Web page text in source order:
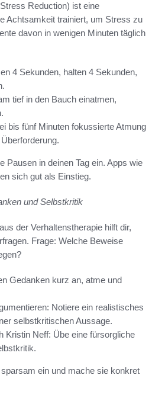
Reduction) ist eine
Achtsamkeit trainiert, um Stress zu
davon in wenigen Minuten täglich
4 Sekunden, halten 4 Sekunden,
tief in den Bauch einatmen,
bis fünf Minuten fokussierte Atmung
Pausen in deinen Tag ein. Apps wie
sich gut als Einstieg.
und Selbstkritik
der Verhaltenstherapie hilft dir,
Frage: Welche Beweise
Gedanken kurz an, atme und
Notiere ein realistisches
selbstkritischen Aussage.
Kristin Neff: Übe eine fürsorgliche
ein und mache sie konkret